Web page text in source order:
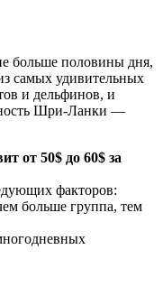
больше половины дня,
самых удивительных
и дельфинов, и
Шри-Ланки —
от 50$ до 60$ за
факторов:
больше группа, тем